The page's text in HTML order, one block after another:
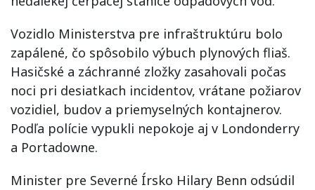
Vozidlo Ministerstva pre infraštruktúru bolo
zapálené, čo spôsobilo výbuch plynových fliaš.
Hasičské a záchranné zložky zasahovali počas
noci pri desiatkach incidentov, vrátane požiarov
vozidiel, budov a priemyselných kontajnerov.
Podľa polície vypukli nepokoje aj v Londonderry
a Portadowne.
Minister pre Severné Írsko Hilary Benn odsúdil